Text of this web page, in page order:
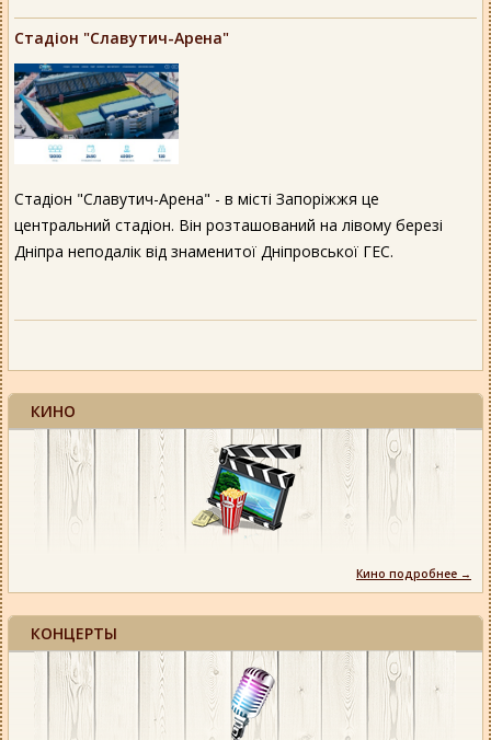
Стадіон "Славутич-Арена"
Стадіон "Славутич-Арена" - в місті Запоріжжя це
центральний стадіон. Він розташований на лівому березі
Дніпра неподалік від знаменитої Дніпровської ГЕС.
КИНО
Кино подробнее →
КОНЦЕРТЫ